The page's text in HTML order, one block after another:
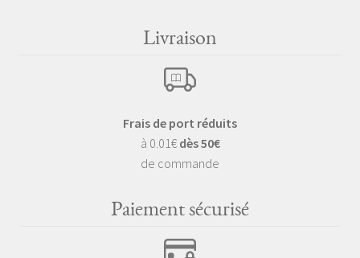
Livraison
Frais de port réduits
à 0.01€ dès 50€
de commande
Paiement sécurisé